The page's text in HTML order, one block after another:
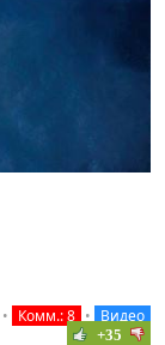
• Комм.: 8 • Видео
+35